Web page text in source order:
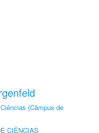
(Câmpus de
CIÊNCIAS